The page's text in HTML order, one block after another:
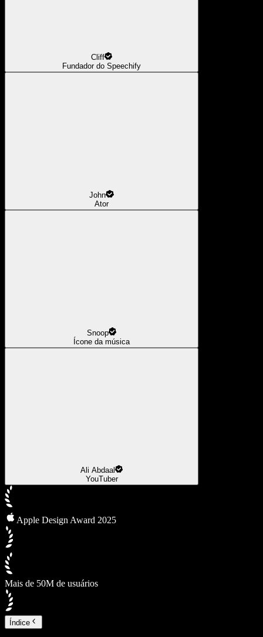
Cliff
Fundador do Speechify
John
Ator
Snoop
Ícone da música
Ali Abdaal
YouTuber
Apple Design Award 2025
Mais de 50M de usuários
Índice